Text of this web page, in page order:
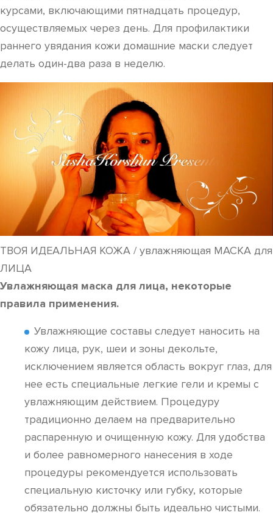
курсами, включающими пятнадцать процедур,
осуществляемых через день. Для профилактики
раннего увядания кожи домашние маски следует
делать один-два раза в неделю.
ТВОЯ ИДЕАЛЬНАЯ КОЖА / увлажняющая МАСКА для
ЛИЦА
Увлажняющая маска для лица, некоторые
правила применения.
Увлажняющие составы следует наносить на
кожу лица, рук, шеи и зоны декольте,
исключением является область вокруг глаз, для
нее есть специальные легкие гели и кремы с
увлажняющим действием. Процедуру
традиционно делаем на предварительно
распаренную и очищенную кожу. Для удобства
и более равномерного нанесения в ходе
процедуры рекомендуется использовать
специальную кисточку или губку, которые
обязательно должны быть идеально чистыми.